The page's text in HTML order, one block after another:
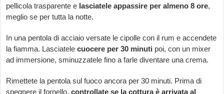
pellicola trasparente e lasciatele appassire per almeno 8 ore,
meglio se per tutta la notte.
In una pentola di acciaio versate le cipolle con il rum e accendete
la fiamma. Lasciatele cuocere per 30 minuti poi, con un mixer
ad immersione, sminuzzatele fino a farle diventare una crema.
Rimettete la pentola sul fuoco ancora per 30 minuti. Prima di
spegnere il fornello,controllate se la cottura è arrivata al